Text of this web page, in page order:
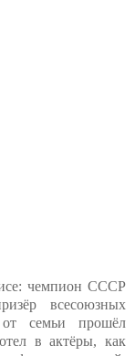
чемпион СССР
всесоюзных
семьи прошёл
в актёры, как